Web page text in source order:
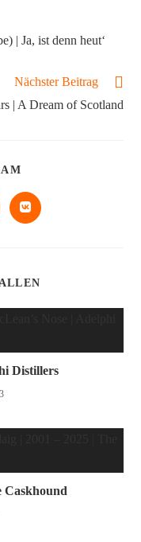
| Ja, ist denn heut‘
Nächster Beitrag
| A Dream of Scotland
Distillers
Caskhound